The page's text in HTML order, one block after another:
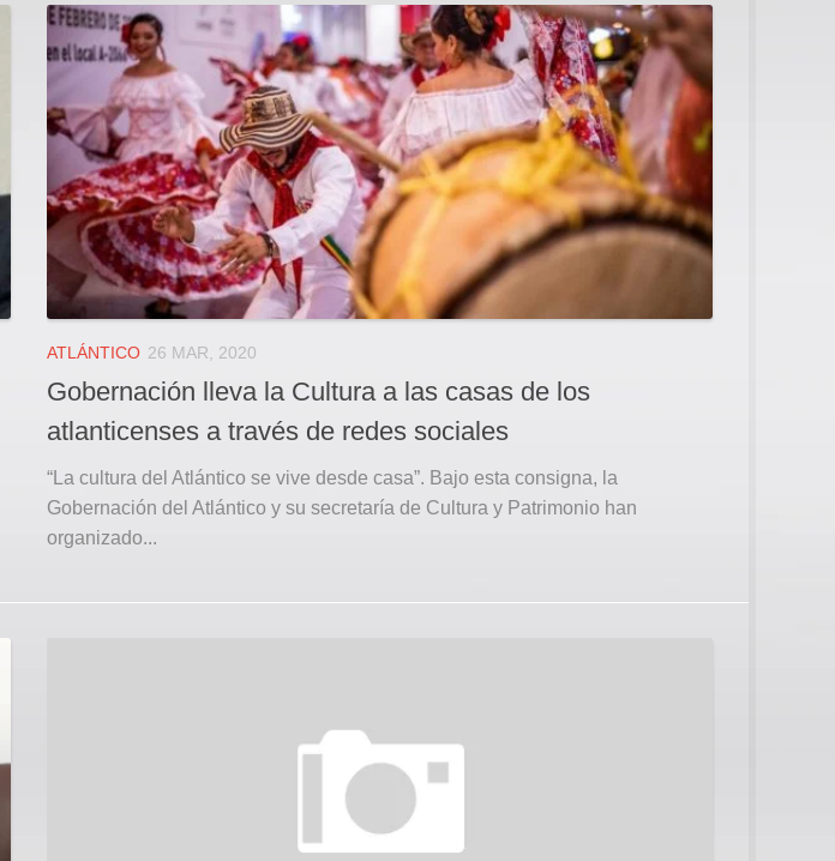
ATLÁNTICO 26 MAR, 2020
Gobernación lleva la Cultura a las casas de los
atlanticenses a través de redes sociales
“La cultura del Atlántico se vive desde casa”. Bajo esta consigna, la
Gobernación del Atlántico y su secretaría de Cultura y Patrimonio han
organizado...